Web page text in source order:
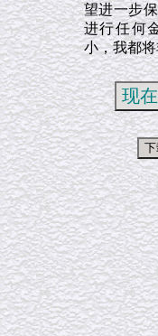
望进一步
进行任何
小，我都